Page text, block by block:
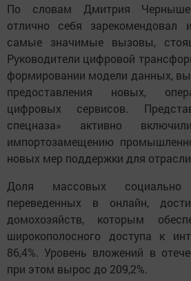
По словам Дмитрия
отлично себя зарекомендовал
самые значимые вызовы,
Руководители цифровой
формировании модели данных,
предоставления новых,
цифровых сервисов.
спецназа» активно
импортозамещению
новых мер поддержки для
Доля массовых социально
переведенных в онлайн,
домохозяйств, которым
широкополосного доступа к
86,4%. Уровень вложений в
при этом вырос до 209,2%.